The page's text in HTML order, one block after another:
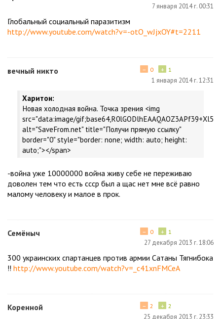
7 января 2014 г. 00:31
Глобальный социальный паразитизм
http://www.youtube.com/watch?v=-otO_wJjxOY#t=2211
вечный никто + 1
− 0
1 января 2014 г. 12:31
Харитон:
Новая холодная война. Точка зрения <img
src="data:image/
alt="SaveFrom.net" title="Получи прямую ссылку"
border="0" style="border: none; width: auto; height:
auto;"></span>
-война уже 10000000 война живу себе не переживаю
доволен тем что есть ссср был а щас нет мне всё равно
малому человеку и малое в прок.
Семёныч + 1
− 0
27 декабря 2013 г. 18:06
300 украинских спартанцев против армии Сатаны Тягнибока
!! http://www.youtube.com/watch?v=_c41xnFMCeA
Коренной + 2
− 2
25 декабря 2013 г. 23:33